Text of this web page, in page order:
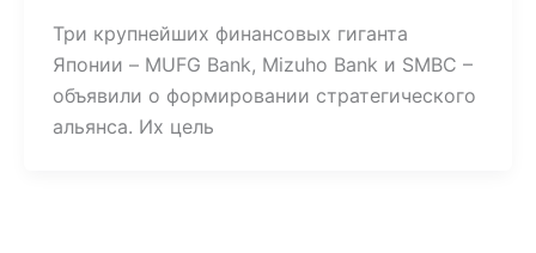
Три крупнейших финансовых гиганта
Японии – MUFG Bank, Mizuho Bank и SMBC –
объявили о формировании стратегического
альянса. Их цель